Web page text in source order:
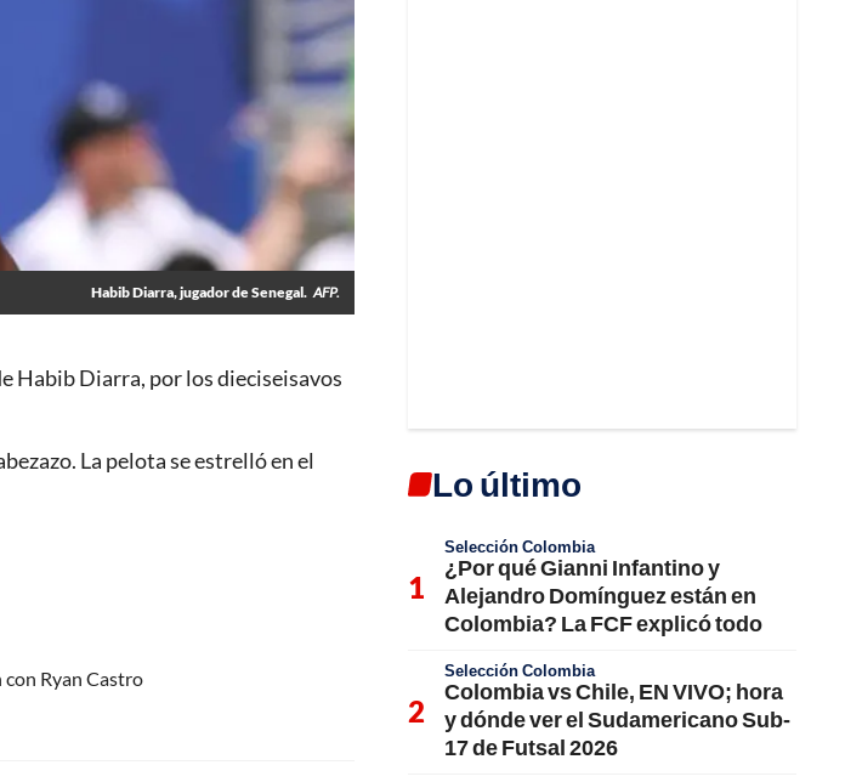
Habib Diarra, jugador de Senegal. AFP.
Habib Diarra, por los dieciseisavos
La pelota se estrelló en el
Ryan Castro
Lo último
Selección Colombia
¿Por qué Gianni Infantino y
Alejandro Domínguez están en
Colombia? La FCF explicó todo
Selección Colombia
Colombia vs Chile, EN VIVO; hora
y dónde ver el Sudamericano Sub-
17 de Futsal 2026